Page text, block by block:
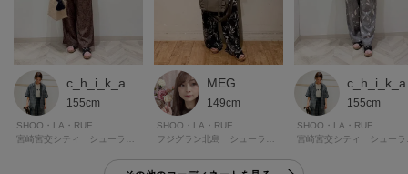
※照明の関係により、実際よりも色味が違って見える場合があります。ま
た、パソコン・スマートフォンなどの環境により、若干製品と画像のカラー
が異なる場合もございます。
ーーーーーーーーーーーーーーーーーーーーーーーーーーーー
■気になるアイテムは『お気に入り登録』がおすすめです！■
c_h_i_k_a
155cm
SHOO・LA・RUE
MEG
149cm
SHOO・LA・RUE
c_h_i_k_a
155cm
SHOO・LA・RUE